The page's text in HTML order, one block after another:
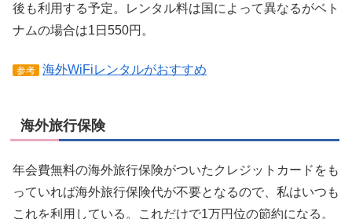
後も利用する予定。レンタル料は国によって異なるがベト
ナムの場合は1日550円。
参考 海外WiFiレンタルがおすすめ
海外旅行保険
年会費無料の海外旅行保険がついたクレジットカードをも
っていれば海外旅行保険代が不要となるので、私はいつも
これを利用している。これだけで1万円位の節約になる。